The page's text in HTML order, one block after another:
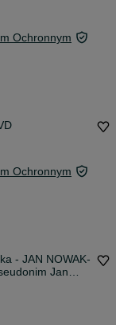
Ochronnym
Ochronnym
- JAN NOWAK-
Jan